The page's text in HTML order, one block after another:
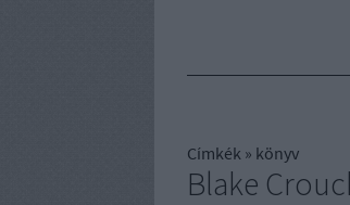
Címkék » könyv
Blake